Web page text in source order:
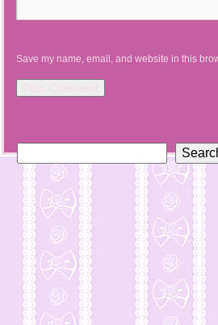
Save my name, email, and website in this